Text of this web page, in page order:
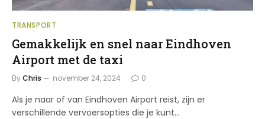
TRANSPORT
Gemakkelijk en snel naar Eindhoven
Airport met de taxi
ByChris november 24, 2024 0
Als je naar of van Eindhoven Airport reist, zijn er
verschillende vervoersopties die je kunt…